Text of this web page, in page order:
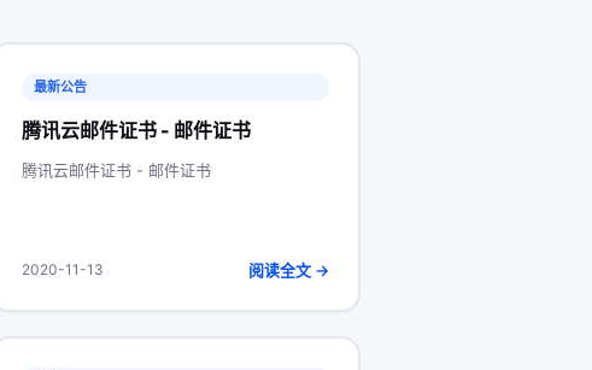
最新公告
腾讯云邮件证书 - 邮件证书
腾讯云邮件证书 - 邮件证书
2020-11-13 阅读全文 →